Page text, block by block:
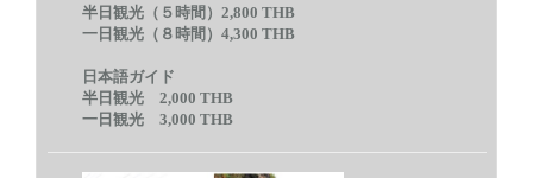
半日観光（５時間）2,800 THB
一日観光（８時間）4,300 THB
日本語ガイド
半日観光 2,000 THB
一日観光 3,000 THB